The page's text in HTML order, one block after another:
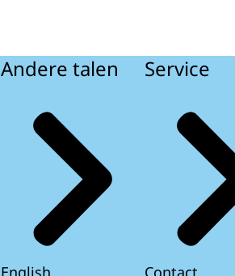
Andere talen
English
Service
Contact